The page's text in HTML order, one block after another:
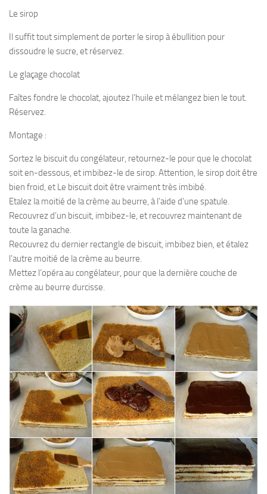
Le sirop
Il suffit tout simplement de porter le sirop à ébullition pour
dissoudre le sucre, et réservez.
Le glaçage chocolat
Faîtes fondre le chocolat, ajoutez l’huile et mélangez bien le tout.
Réservez.
Montage :
Sortez le biscuit du congélateur, retournez-le pour que le chocolat
soit en-dessous, et imbibez-le de sirop. Attention, le sirop doit être
bien froid, et Le biscuit doit être vraiment très imbibé.
Etalez la moitié de la crème au beurre, à l’aide d’une spatule.
Recouvrez d’un biscuit, imbibez-le, et recouvrez maintenant de
toute la ganache.
Recouvrez du dernier rectangle de biscuit, imbibez bien, et étalez
l’autre moitié de la crème au beurre.
Mettez l’opéra au congélateur, pour que la dernière couche de
crème au beurre durcisse.